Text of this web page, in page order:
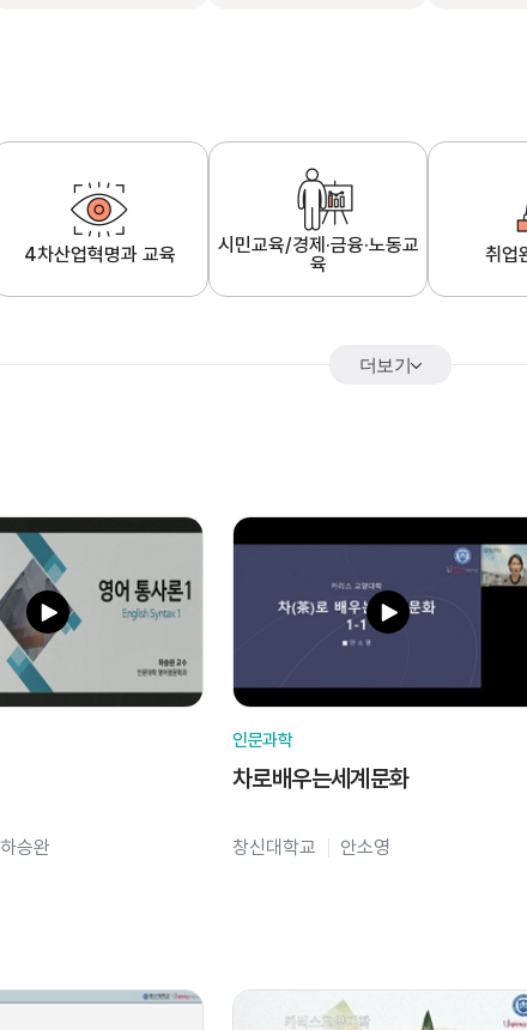
4차산업혁명과 교육
시민교육/경제·금융·노동교
육
취업
더보기
하승완
인문과학
차로배우는세계문화
창신대학교 안소영